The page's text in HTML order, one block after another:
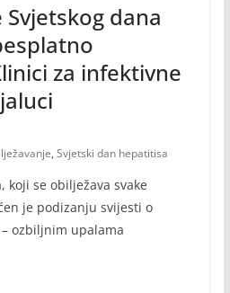
dana
za infektivne
, Svjetski dan hepatitisa
koji se obilježava svake
je podizanju svijesti o
ozbiljnim upalama